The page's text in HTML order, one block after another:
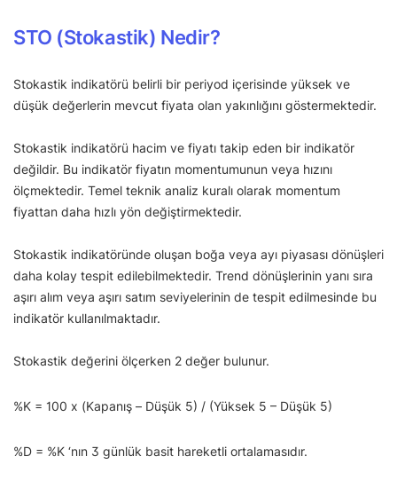
STO (Stokastik) Nedir?
Stokastik indikatörü belirli bir periyod içerisinde yüksek ve
düşük değerlerin mevcut fiyata olan yakınlığını göstermektedir.
Stokastik indikatörü hacim ve fiyatı takip eden bir indikatör
değildir. Bu indikatör fiyatın momentumunun veya hızını
ölçmektedir. Temel teknik analiz kuralı olarak momentum
fiyattan daha hızlı yön değiştirmektedir.
Stokastik indikatöründe oluşan boğa veya ayı piyasası dönüşleri
daha kolay tespit edilebilmektedir. Trend dönüşlerinin yanı sıra
aşırı alım veya aşırı satım seviyelerinin de tespit edilmesinde bu
indikatör kullanılmaktadır.
Stokastik değerini ölçerken 2 değer bulunur.
%K = 100 x (Kapanış – Düşük 5) / (Yüksek 5 – Düşük 5)
%D = %K ‘nın 3 günlük basit hareketli ortalamasıdır.